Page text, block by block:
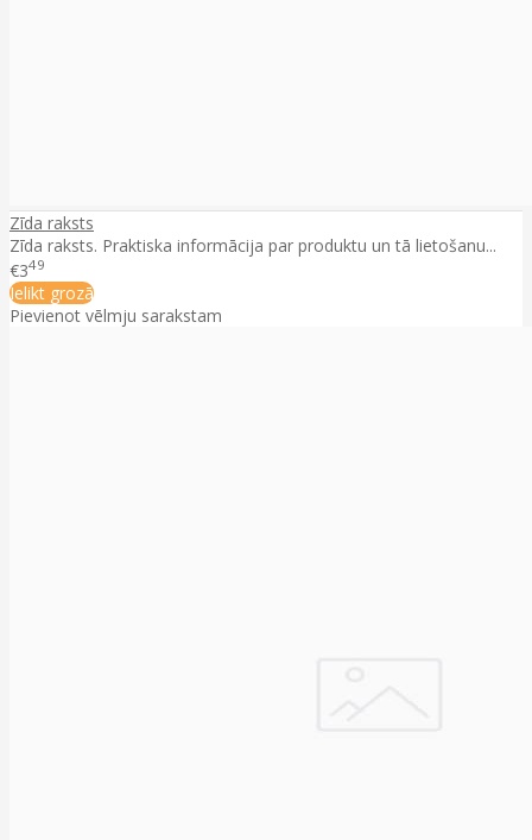
Zīda raksts
Zīda raksts. Praktiska informācija par produktu un tā lietošanu...
€349
Ielikt grozā
Pievienot vēlmju sarakstam